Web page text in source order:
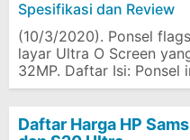
(10/3/2020). Ponsel
layar Ultra O Screen
32MP. Daftar Isi: Ponsel
Daftar Harga HP